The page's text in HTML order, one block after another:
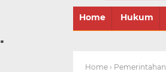
Home Hukum
.
Home › Pemerintahan